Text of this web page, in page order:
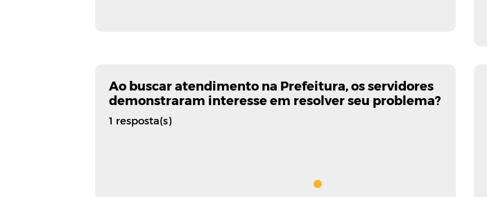
Ao buscar atendimento na Prefeitura, os servidores
demonstraram interesse em resolver seu problema?
1 resposta(s)